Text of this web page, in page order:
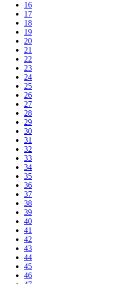
16
17
18
19
20
21
22
23
24
25
26
27
28
29
30
31
32
33
34
35
36
37
38
39
40
41
42
43
44
45
46